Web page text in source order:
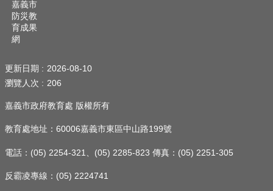
網
站
覽
訂
閱
RSS
站
內
搜
尋
嘉義市
防災教
育成果
網
更新日期
2026-08-10
瀏覽人次
206
嘉義市政府教育處 版權所有
教育處地址：60006嘉義市東區中山路199號
電話：(05) 2254-321、(05) 2285-823 傳真：(05) 2251-305
反霸凌專線：(05) 2224741